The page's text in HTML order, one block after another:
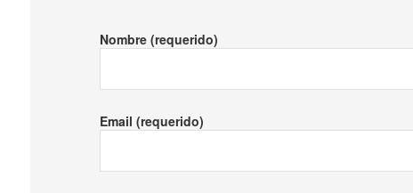
Nombre (requerido)
Email (requerido)